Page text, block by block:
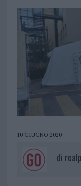
10 GIUGNO 2020
di